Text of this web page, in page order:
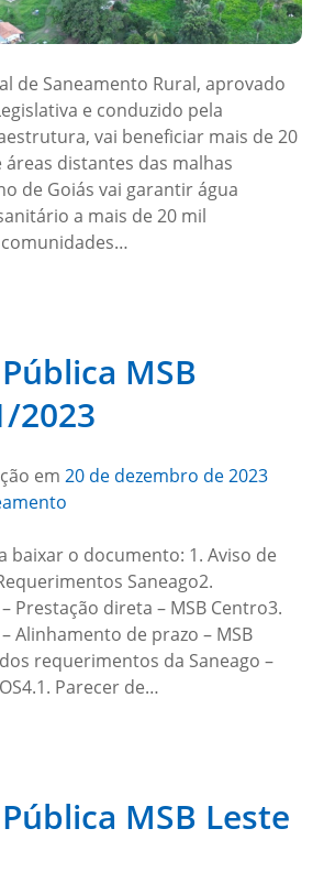
de Saneamento Rural, aprovado
e conduzido pela
vai beneficiar mais de 20
distantes das malhas
de Goiás vai garantir água
a mais de 20 mil
MSB
2023
em 20 de dezembro de 2023
baixar o documento: 1. Aviso de
Saneago2.
Prestação direta – MSB Centro3.
Alinhamento de prazo – MSB
requerimentos da Saneago –
Parecer de…
MSB Leste